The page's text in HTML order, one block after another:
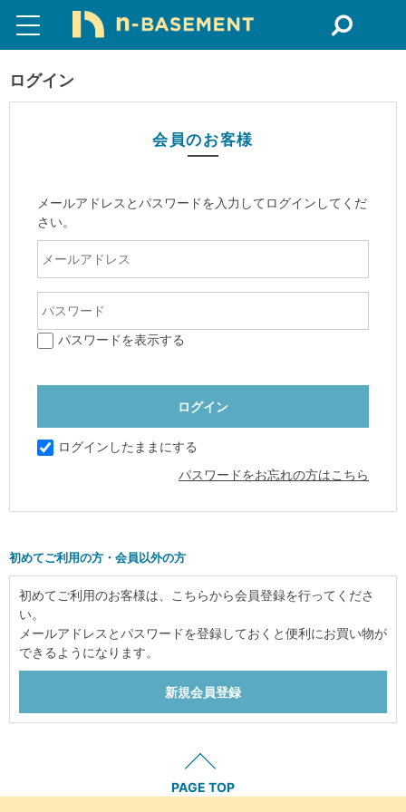
ログイン
会員のお客様
メールアドレスとパスワードを入力してログインしてくだ
さい。
パスワードを表示する
ログインしたままにする
パスワードをお忘れの方はこちら
初めてご利用の方・会員以外の方
初めてご利用のお客様は、こちらから会員登録を行ってくださ
い。
メールアドレスとパスワードを登録しておくと便利にお買い物が
できるようになります。
PAGE TOP